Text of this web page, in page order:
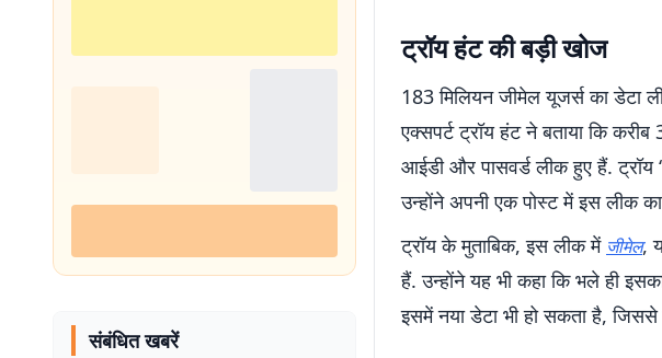
संबंधित खबरें
ट्रॉय हंट की बड़ी खोज
183 मिलियन जीमेल यूजर्स का डेटा
एक्सपर्ट ट्रॉय हंट ने बताया कि
आईडी और पासवर्ड लीक हुए हैं.
उन्होंने अपनी एक पोस्ट में इस लीक
ट्रॉय के मुताबिक, इस लीक में जीमेल,
हैं. उन्होंने यह भी कहा कि भले ही
इसमें नया डेटा भी हो सकता है, जिससे